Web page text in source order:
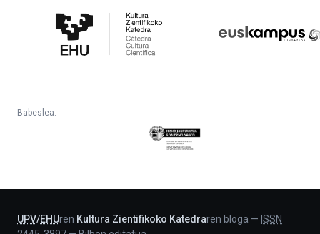
Zientifikoko
Katedra
Babeslea:
Eusko
Jaurlaritza
UPV/EHUren Kultura Zientifikoko Katedraren bloga — ISSN